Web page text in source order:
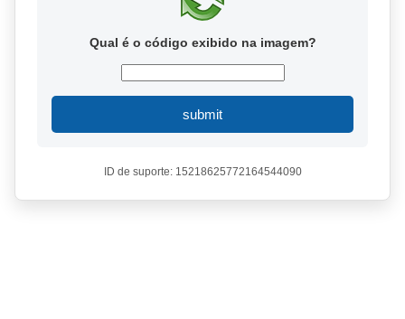
Qual é o código exibido na imagem?
submit
ID de suporte: 15218625772164544090